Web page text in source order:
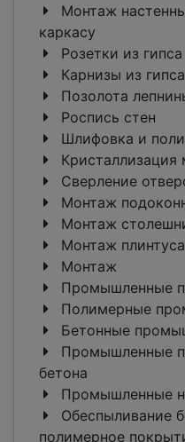
Монтаж
каркасу
Розетки из гипса
Карнизы из гипса
Позолота
Роспись стен
Шлифовка и
Кристаллизация
Сверление
Монтаж
Монтаж
Монтаж плинтуса
Монтаж
Промышленные
Полимерные
Бетонные
Промышленные
бетона
Промышленные
Обеспыливание
полимерное